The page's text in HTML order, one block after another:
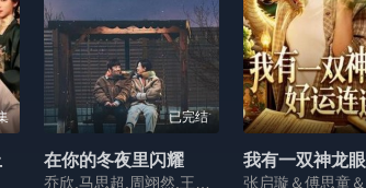
已完结
在你的冬夜里闪耀